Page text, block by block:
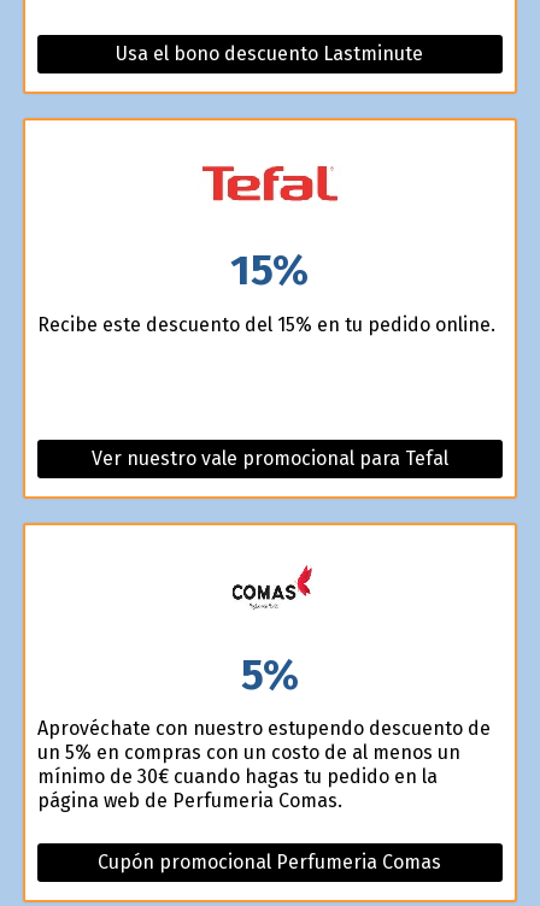
Usa el bono descuento Lastminute
15%
Recibe este descuento del 15% en tu pedido online.
Ver nuestro vale promocional para Tefal
5%
Aprovéchate con nuestro estupendo descuento de
un 5% en compras con un costo de al menos un
mínimo de 30€ cuando hagas tu pedido en la
página web de Perfumeria Comas.
Cupón promocional Perfumeria Comas